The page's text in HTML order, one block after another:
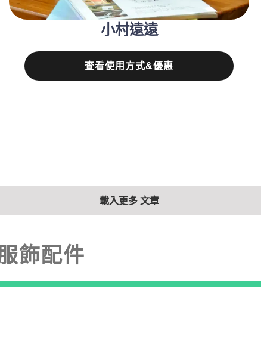
小村遠遠
查看使用方式&優惠
載入更多 文章
飾配件